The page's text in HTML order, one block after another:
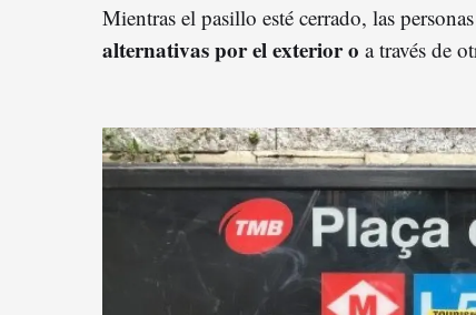
Mientras el pasillo esté cerrado, las
alternativas por el exterior o a través de